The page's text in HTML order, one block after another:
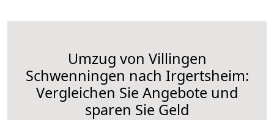
Umzug von Villingen
Schwenningen nach Irgertsheim:
Vergleichen Sie Angebote und
sparen Sie Geld